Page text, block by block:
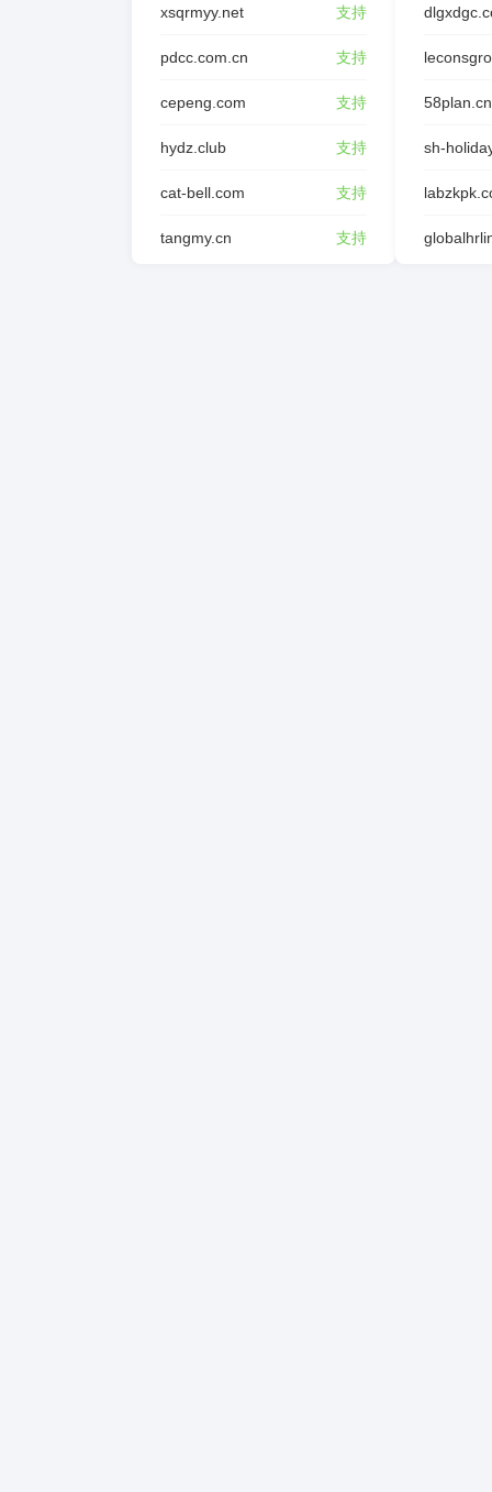
xsqrmyy.net 支持
pdcc.com.cn 支持
cepeng.com 支持
hydz.club 支持
cat-bell.com 支持
tangmy.cn 支持
58plan.cn
sh-